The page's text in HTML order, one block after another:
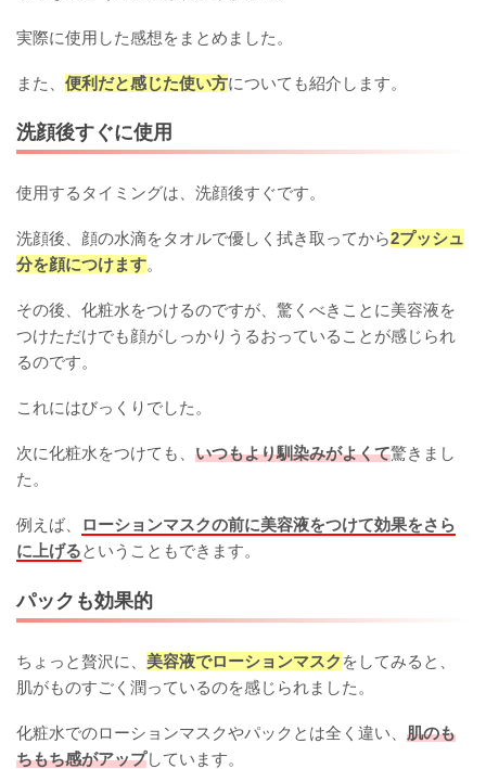
実際に使用した感想をまとめました。
また、 便利だと感じた使い方についても紹介します。
洗顔後すぐに使用
使用するタイミングは、洗顔後すぐです。
洗顔後、顔の水滴をタオルで優しく拭き取ってから2プッシュ
分を顔につけます。
その後、化粧水をつけるのですが、驚くべきことに美容液を
つけただけでも顔がしっかりうるおっていることが感じられ
るのです。
これにはびっくりでした。
次に化粧水をつけても、 いつもより馴染みがよくて驚きまし
た。
例えば、
ローションマスクの前に美容液をつけて効果をさら
に上げるということもできます。
パックも効果的
ちょっと贅沢に、 美容液でローションマスク をしてみると、
肌がものすごく潤っているのを感じられました。
化粧水でのローションマスクやパックとは全く違い、 肌のも
ちもち感がアップしています。